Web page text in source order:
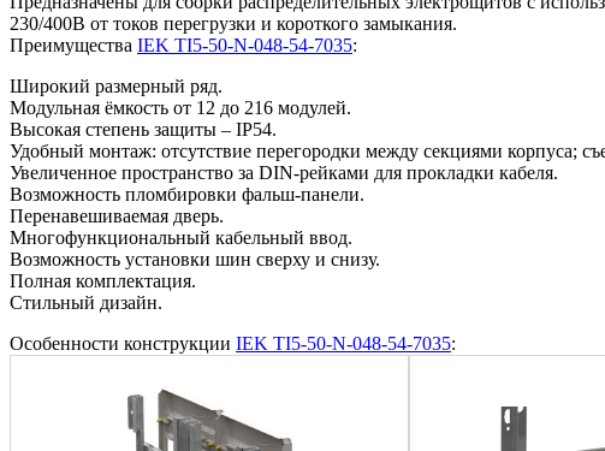
230/400В от токов перегрузки и короткого замыкания.
Преимущества IEK TI5-50-N-048-54-7035:
Широкий размерный ряд.
Модульная ёмкость от 12 до 216 модулей.
Высокая степень защиты – IP54.
Удобный монтаж: отсутствие перегородки между секциями корпуса;
Увеличенное пространство за DIN-рейками для прокладки кабеля.
Возможность пломбировки фальш-панели.
Перенавешиваемая дверь.
Многофункциональный кабельный ввод.
Возможность установки шин сверху и снизу.
Полная комплектация.
Стильный дизайн.
Особенности конструкции IEK TI5-50-N-048-54-7035: